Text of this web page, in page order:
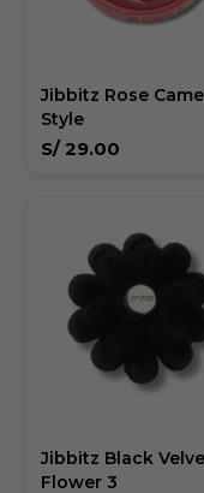
Jibbitz Rose
Style
S/ 29.00
Jibbitz Black
Flower 3